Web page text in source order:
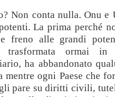
Non conta nulla. Onu e
La prima perché
freno alle grandi
trasformata ormai
ha abbandonato
ogni Paese che
pare su diritti civili,